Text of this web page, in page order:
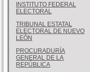
INSTITUTO FEDERAL
ELECTORAL
TRIBUNAL ESTATAL
ELECTORAL DE NUEVO
LEÓN
PROCURADURÍA
GENERAL DE LA
REPÚBLICA